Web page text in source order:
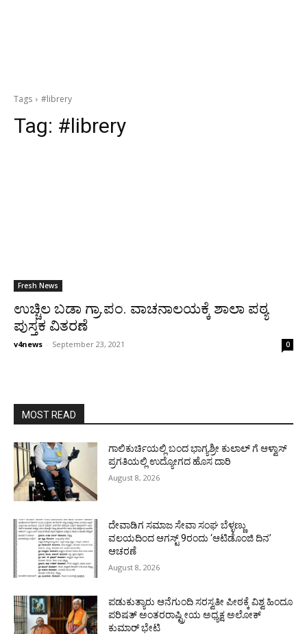
Tags #librery
Tag: #librery
Fresh News
ಉಚ್ಚಿಲ ಬಡಾ ಗ್ರಾ.ಪಂ. ವಾಚನಾಲಯಕ್ಕೆ ಶಾಲಾ ಪಠ್ಯ
ಪುಸ್ತಕ ವಿತರಣೆ
v4news - September 23, 2021 0
MOST READ
ಗಾಲಿಕುರ್ಚಿಯಲ್ಲಿ ಬಂದ ಭಾಗ್ಯಶ್ರೀ ಕುಲಾಲ್ ಗೆ ಆಳ್ವಾಸ್
ಪ್ರಗತಿಯಲ್ಲಿ ಉದ್ಯೋಗದ ಹೊಸ ದಾರಿ
August 8, 2026
ದೇವಾಡಿಗ ಸಮಾಜ ಸೇವಾ ಸಂಘ ಬೆಳ್ಳಣ್ಣು
ವಲಯದಿಂದ ಆಗಸ್ಟ್ 9ರಂದು ‘ಆಟಿಡೊಂಜಿ ದಿನ’
ಆಚರಣೆ
August 8, 2026
ಪಡುಕುತ್ಯಾರು ಆನೆಗುಂದಿ ಸರಸ್ವತೀ ಪೀಠಕ್ಕೆ ವಿಶ್ವ ಹಿಂದೂ
ಪರಿಷತ್ ಅಂತರರಾಷ್ಟ್ರೀಯ ಅಧ್ಯಕ್ಷ ಅಲೋಕ್
ಕುಮಾರ್ ಭೇಟಿ